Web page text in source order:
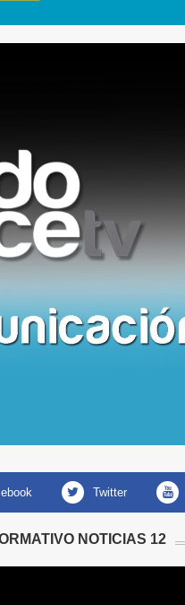
twitter
NOTICIAS 12